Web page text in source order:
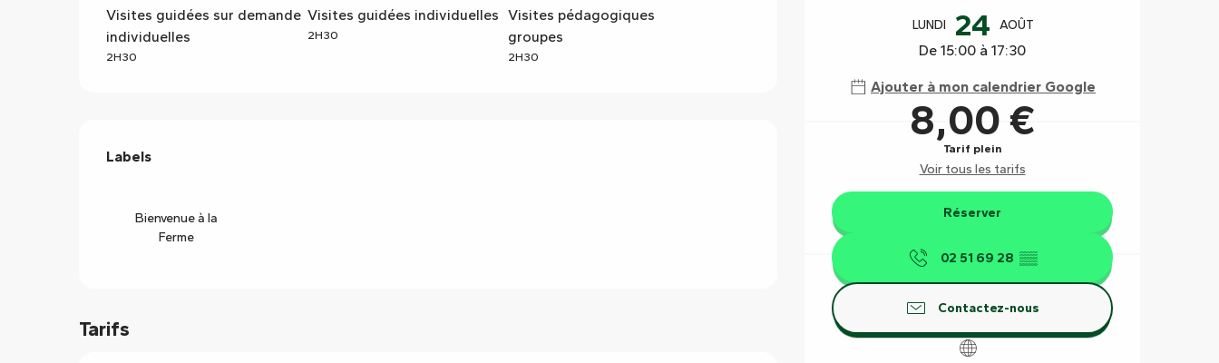
LUNDI 24 AOÛT
De 15:00 à 17:30
Ajouter à mon calendrier Google
8,00 €
Tarif plein
Voir tous les tarifs
Réserver
02 51 69 28 ▒▒
Contactez-nous
Visites guidées sur demande
individuelles
2H30
Visites guidées individuelles
2H30
Visites pédagogiques
groupes
2H30
Offres de prestations
Labels
Labels
Bienvenue à la
Ferme
Tarifs